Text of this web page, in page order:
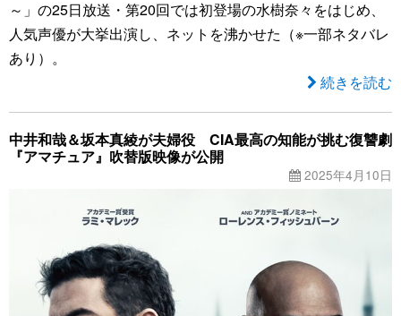
～」の25日放送・第20回では初登場の水樹奈々をはじめ、
人気声優が大挙出演し、ネットを沸かせた（※一部ネタバレ
あり）。
続きを読む
中井和哉＆坂本真綾が夫婦役 CIA最高の知能が挑む復讐劇
『アマチュア』吹替版映像が公開
2025年4月10日